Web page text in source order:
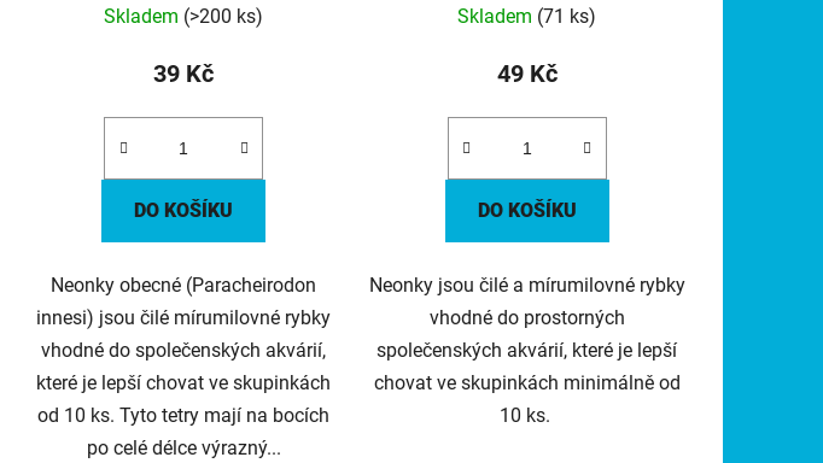
Skladem (>200 ks)
39 Kč
DO KOŠÍKU
Neonky obecné (Paracheirodon
innesi) jsou čilé mírumilovné rybky
vhodné do společenských akvárií,
které je lepší chovat ve skupinkách
od 10 ks. Tyto tetry mají na bocích
po celé délce výrazný...
Skladem (71 ks)
49 Kč
DO KOŠÍKU
Neonky jsou čilé a mírumilovné rybky
vhodné do prostorných
společenských akvárií, které je lepší
chovat ve skupinkách minimálně od
10 ks.